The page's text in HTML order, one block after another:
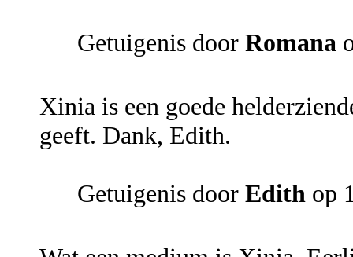
Getuigenis door Romana
Xinia is een goede
geeft. Dank, Edith.
Getuigenis door Edith op